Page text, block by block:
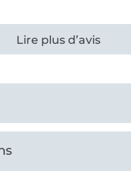
11496 commentaires